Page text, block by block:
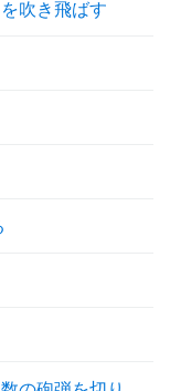
吹き飛ばす